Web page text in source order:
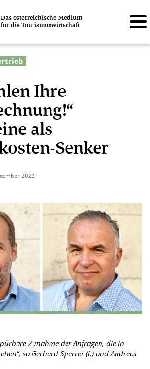
Das österreichische Medium
für die Tourismuswirtschaft
Ihre
als
Senker
2022
Zunahme der Anfragen, die in
so Gerhard Sperrer (l.) und Andreas